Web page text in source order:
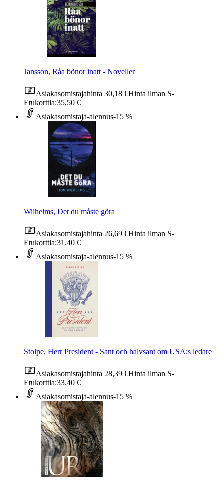
Jansson, Råa bönor inatt - Noveller
Asiakasomistajahinta 30,18 €Hinta ilman S-
Etukorttia:35,50 €
Asiakasomistaja-alennus-15 %
Wilhelms, Det du måste göra
Asiakasomistajahinta 26,69 €Hinta ilman S-
Etukorttia:31,40 €
Asiakasomistaja-alennus-15 %
Stolpe, Herr President - Sant och halvsant om USA:s ledare
Asiakasomistajahinta 28,39 €Hinta ilman S-
Etukorttia:33,40 €
Asiakasomistaja-alennus-15 %